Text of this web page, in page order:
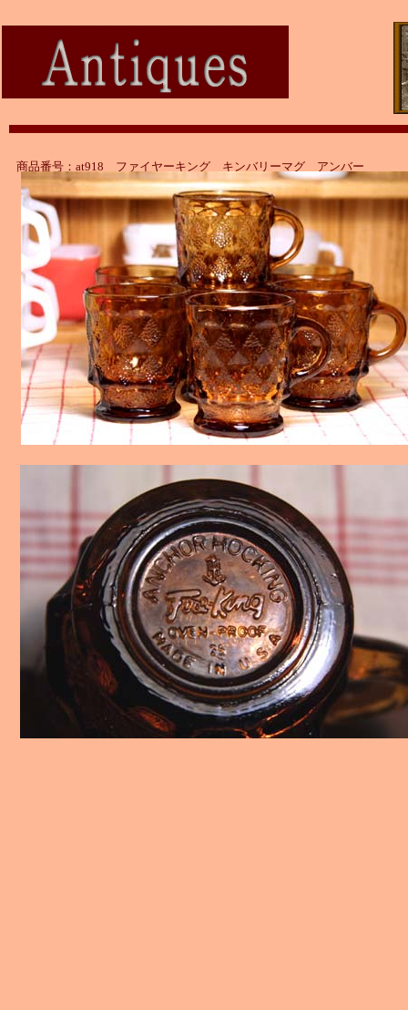
商品番号：at918 ファイヤーキング キンバリーマグ アンバー